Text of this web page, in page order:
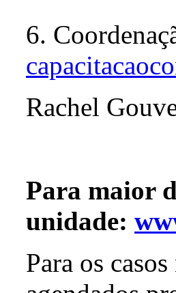
6.
Rachel
Para maior
unidade:
Para os